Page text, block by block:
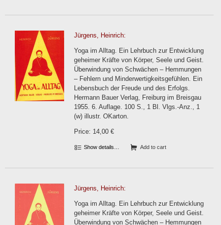
Jürgens, Heinrich:
Yoga im Alltag. Ein Lehrbuch zur Entwicklung
geheimer Kräfte von Körper, Seele und Geist.
Überwindung von Schwächen – Hemmungen
– Fehlern und Minderwertigkeitsgefühlen. Ein
Lebensbuch der Freude und des Erfolgs.
Hermann Bauer Verlag, Freiburg im Breisgau
1955. 6. Auflage. 100 S., 1 Bl. Vlgs.-Anz., 1
(w) illustr. OKarton.
Price: 14,00 €
Show details… Add to cart
Jürgens, Heinrich:
Yoga im Alltag. Ein Lehrbuch zur Entwicklung
geheimer Kräfte von Körper, Seele und Geist.
Überwindung von Schwächen – Hemmungen